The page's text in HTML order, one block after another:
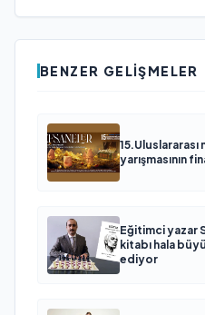
BENZER GELIŞMELER
15.Uluslararası
yarışmasının
Eğitimci yazar
kitabı hala
ediyor